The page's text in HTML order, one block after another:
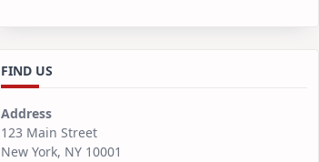
FIND US
Address
123 Main Street
New York, NY 10001